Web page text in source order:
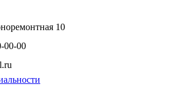
10
00-00